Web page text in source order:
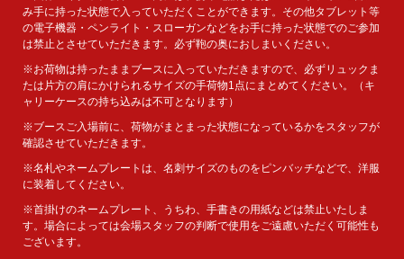
み手に持った状態で入っていただくことができます。その他タブレット等
の電子機器・ペンライト・スローガンなどをお手に持った状態でのご参加
は禁止とさせていただきます。必ず鞄の奥におしまいください。
※お荷物は持ったままブースに入っていただきますので、必ずリュックま
たは片方の肩にかけられるサイズの手荷物1点にまとめてください。（キ
ャリーケースの持ち込みは不可となります）
※ブースご入場前に、荷物がまとまった状態になっているかをスタッフが
確認させていただきます。
※名札やネームプレートは、名刺サイズのものをピンバッチなどで、洋服
に装着してください。
※首掛けのネームプレート、うちわ、手書きの用紙などは禁止いたしま
す。場合によっては会場スタッフの判断で使用をご遠慮いただく可能性も
ございます。